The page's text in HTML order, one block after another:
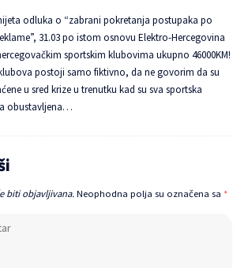
odluka o “zabrani pokretanja postupaka po
31.03 po istom osnovu Elektro-Hercegovina
sportskim klubovima ukupno 46000KM!
postoji samo fiktivno, da ne govorim da su
u sred krize u trenutku kad su sva sportska
obustavljena…
biti objavljivana.Neophodna polja su označena sa *